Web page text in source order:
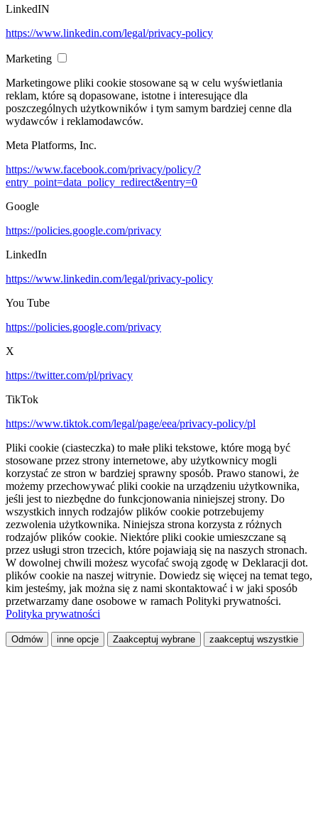
LinkedIN
https://www.linkedin.com/legal/privacy-policy
Marketing
Marketingowe pliki cookie stosowane są w celu wyświetlania
reklam, które są dopasowane, istotne i interesujące dla
poszczególnych użytkowników i tym samym bardziej cenne dla
wydawców i reklamodawców.
Meta Platforms, Inc.
https://www.facebook.com/privacy/policy/?
entry_point=data_policy_redirect&entry=0
Google
https://policies.google.com/privacy
LinkedIn
https://www.linkedin.com/legal/privacy-policy
You Tube
https://policies.google.com/privacy
X
https://twitter.com/pl/privacy
TikTok
https://www.tiktok.com/legal/page/eea/privacy-policy/pl
Pliki cookie (ciasteczka) to małe pliki tekstowe, które mogą być
stosowane przez strony internetowe, aby użytkownicy mogli
korzystać ze stron w bardziej sprawny sposób. Prawo stanowi, że
możemy przechowywać pliki cookie na urządzeniu użytkownika,
jeśli jest to niezbędne do funkcjonowania niniejszej strony. Do
wszystkich innych rodzajów plików cookie potrzebujemy
zezwolenia użytkownika. Niniejsza strona korzysta z różnych
rodzajów plików cookie. Niektóre pliki cookie umieszczane są
przez usługi stron trzecich, które pojawiają się na naszych stronach.
W dowolnej chwili możesz wycofać swoją zgodę w Deklaracji dot.
plików cookie na naszej witrynie. Dowiedz się więcej na temat tego,
kim jesteśmy, jak można się z nami skontaktować i w jaki sposób
przetwarzamy dane osobowe w ramach Polityki prywatności.
Polityka prywatności
Odmów inne opcje Zaakceptuj wybrane zaakceptuj wszystkie